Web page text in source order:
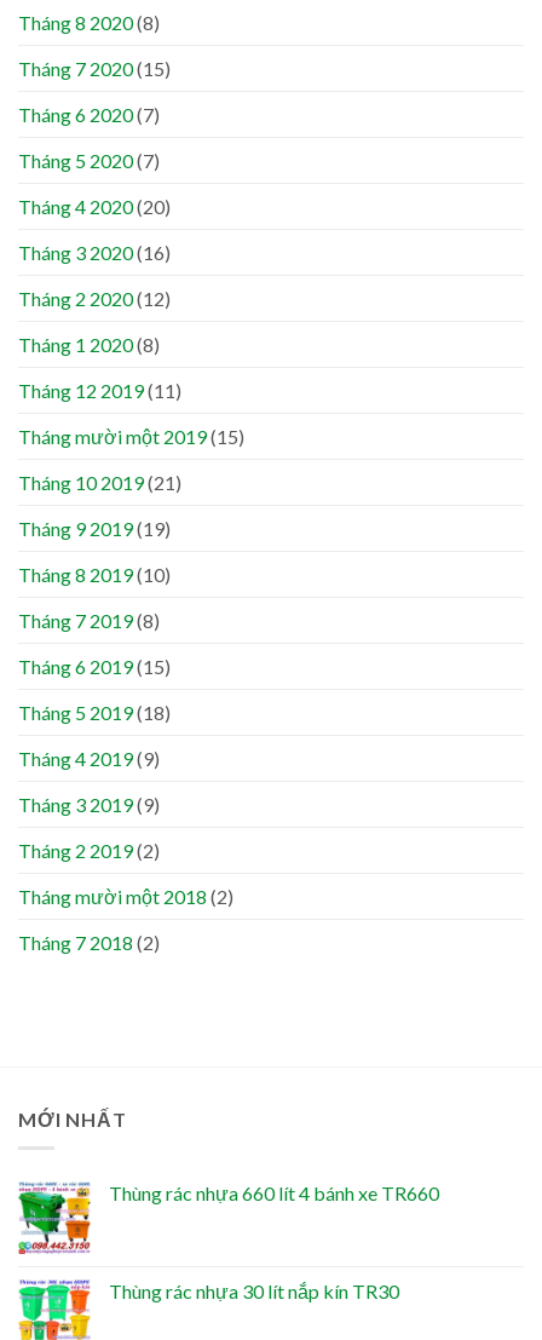
Tháng 8 2020(8)
Tháng 7 2020(15)
Tháng 6 2020(7)
Tháng 5 2020(7)
Tháng 4 2020(20)
Tháng 3 2020(16)
Tháng 2 2020(12)
Tháng 1 2020(8)
Tháng 12 2019(11)
Tháng mười một 2019(15)
Tháng 10 2019(21)
Tháng 9 2019(19)
Tháng 8 2019(10)
Tháng 7 2019(8)
Tháng 6 2019(15)
Tháng 5 2019(18)
Tháng 4 2019(9)
Tháng 3 2019(9)
Tháng 2 2019(2)
Tháng mười một 2018 (2)
Tháng 7 2018 (2)
MỚI NHẤT
Thùng rác nhựa 660 lít 4 bánh xe TR660
Thùng rác nhựa 30 lít nắp kín TR30